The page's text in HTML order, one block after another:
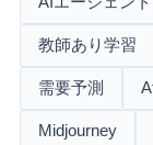
教師あり学習
需要予測
Midjourney